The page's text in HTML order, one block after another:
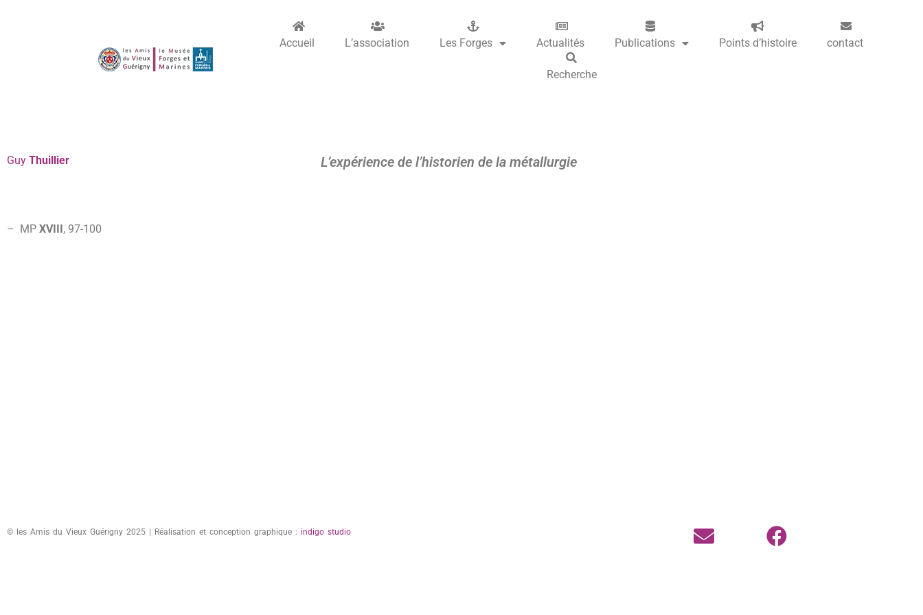
Accueil L’association Les Forges Actualités Publications Points d’histoire contact
Recherche
Guy Thuillier L’expérience de l’historien de la métallurgie
– MP XVIII, 97-100
© les Amis du Vieux Guérigny 2025 | Réalisation et conception graphique : indigo studio